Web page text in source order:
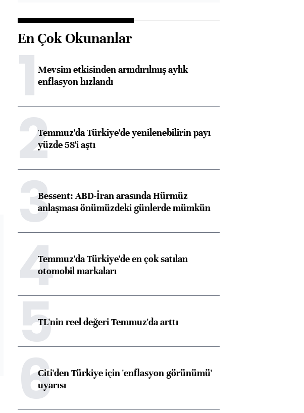
En Çok Okunanlar
1Mevsim etkisinden arındırılmış aylık
enflasyon hızlandı
2Temmuz'da Türkiye'de yenilenebilirin payı
yüzde 58'i aştı
3Bessent: ABD-İran arasında Hürmüz
anlaşması önümüzdeki günlerde mümkün
4Temmuz'da Türkiye'de en çok satılan
otomobil markaları
5TL'nin reel değeri Temmuz'da arttı
6Citi'den Türkiye için 'enflasyon görünümü'
uyarısı